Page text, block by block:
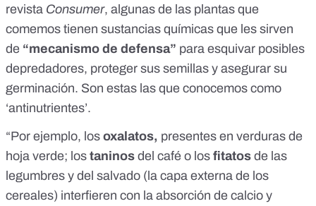
revista Consumer, algunas de las plantas que
comemos tienen sustancias químicas que les sirven
de “mecanismo de defensa” para esquivar posibles
depredadores, proteger sus semillas y asegurar su
germinación. Son estas las que conocemos como
‘antinutrientes’.
“Por ejemplo, los oxalatos, presentes en verduras de
hoja verde; los taninos del café o los fitatos de las
legumbres y del salvado (la capa externa de los
cereales) interfieren con la absorción de calcio y